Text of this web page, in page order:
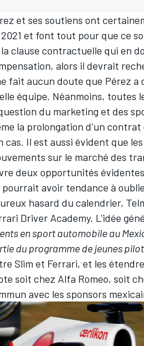
et ses soutiens ont
et font tout pour que ce
clause contractuelle qui en
alors il devrait
fait aucun doute que Pérez
équipe. Néanmoins, toutes
du marketing et des
la prolongation d'un
cas. Il est aussi évident que
sur le marché des
deux opportunités
pourrait avoir tendance à
hasard du calendrier,
Driver Academy. L'idée
en sport automobile au
du programme de jeunes
Slim et Ferrari, et les
soit chez Alfa Romeo, soit
avec les sponsors